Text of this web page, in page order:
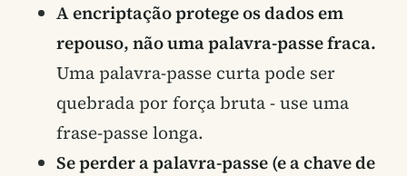
A encriptação protege os dados em
repouso, não uma palavra-passe fraca.
Uma palavra-passe curta pode ser
quebrada por força bruta - use uma
frase-passe longa.
Se perder a palavra-passe (e a chave de